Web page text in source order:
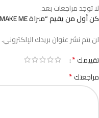
لا توجد مراجعات بعد.
كن أول من يقيم “مبراة MAKE ME”
لن يتم نشر عنوان بريدك الإلكتروني.
تقييمك*
مراجعتك*